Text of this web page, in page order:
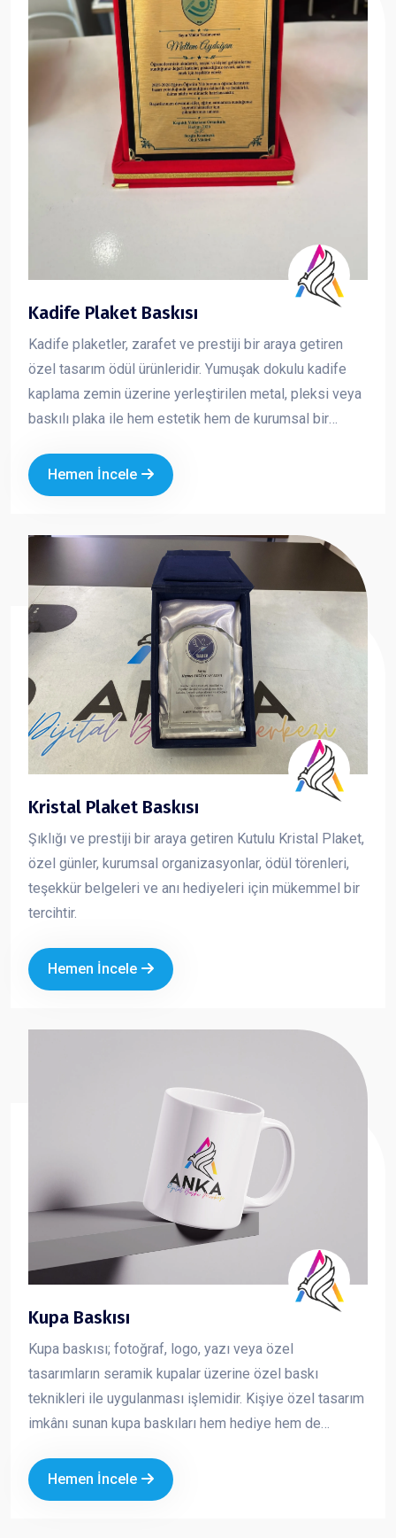
Kadife Plaket Baskısı
Kadife plaketler, zarafet ve prestiji bir araya getiren
özel tasarım ödül ürünleridir. Yumuşak dokulu kadife
kaplama zemin üzerine yerleştirilen metal, pleksi veya
baskılı plaka ile hem estetik hem de kurumsal bir
anlamlı teşekkürlerde tercih edilen bu ürünler, değerli
anların kalıcı bir simgesi haline gelir.
Hemen İncele
Kristal Plaket Baskısı
Şıklığı ve prestiji bir araya getiren Kutulu Kristal Plaket,
özel günler, kurumsal organizasyonlar, ödül törenleri,
teşekkür belgeleri ve anı hediyeleri için mükemmel bir
tercihtir.
Hemen İncele
Kupa Baskısı
Kupa baskısı; fotoğraf, logo, yazı veya özel
tasarımların seramik kupalar üzerine özel baskı
teknikleri ile uygulanması işlemidir. Kişiye özel tasarım
imkânı sunan kupa baskıları hem hediye hem de
biridirHemen İncele